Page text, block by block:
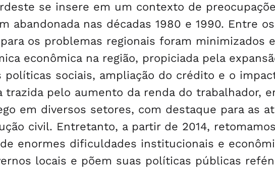
se insere em um contexto de
abandonada nas décadas 1980 e 1990. Entre
os problemas regionais foram minimizados
econômica na região, propiciada pela
sociais, ampliação do crédito e o
trazida pelo aumento da renda do trabalhador,
em diversos setores, com destaque para as
civil. Entretanto, a partir de 2014,
enormes dificuldades institucionais e
locais e põem suas políticas públicas